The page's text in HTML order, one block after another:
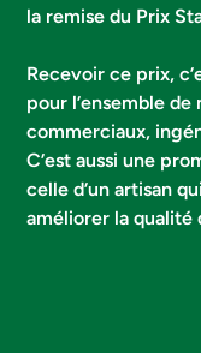
la remise du Prix
Recevoir ce prix,
pour l’ensemble
commerciaux,
C’est aussi une
celle d’un artisan
améliorer la qualité